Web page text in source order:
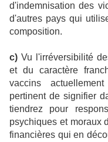
d'indemnisation des
d'autres pays qui
composition.
c) Vu l'irréversibilité
et du caractère
vaccins
pertinent de signifier
tiendrez pour
psychiques et moraux
financières qui en